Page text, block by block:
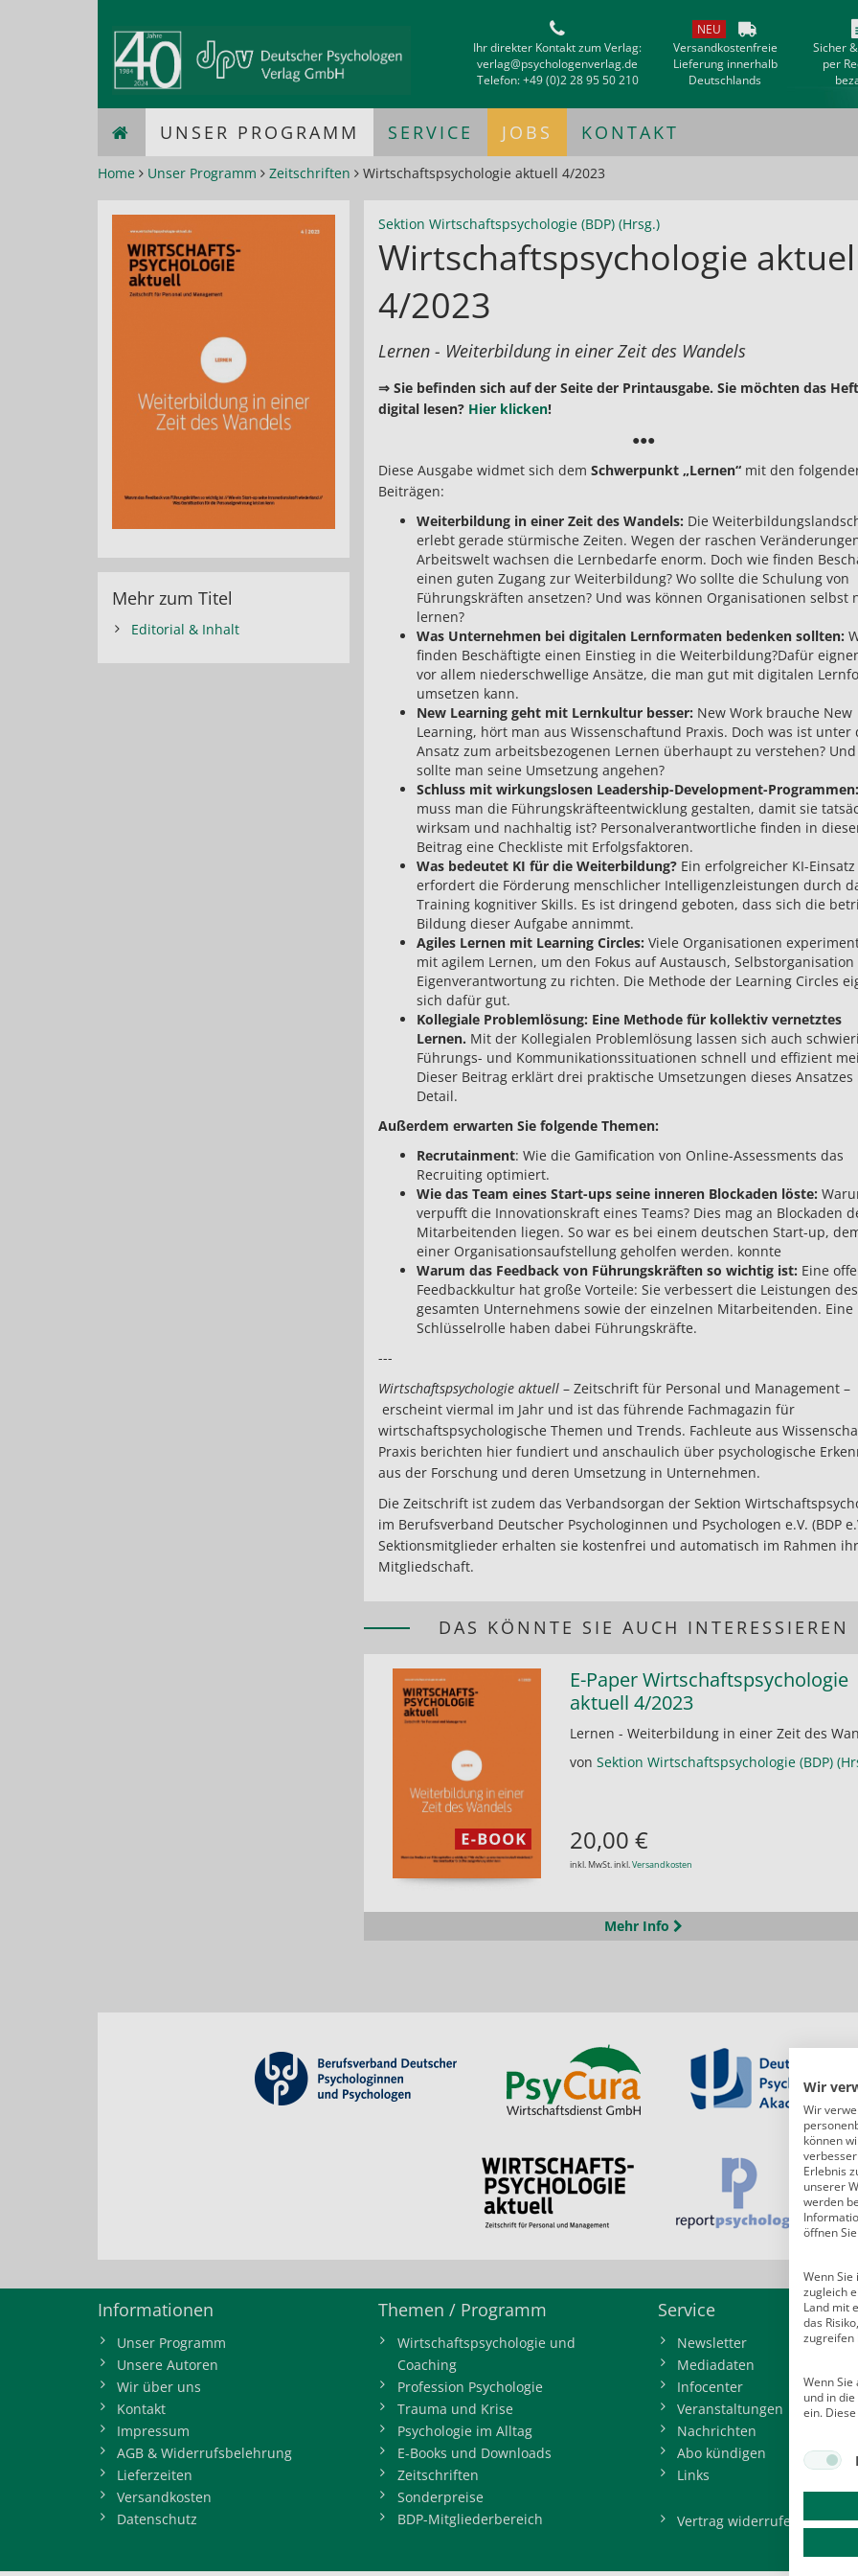
Ihr direkter Kontakt zum Verlag:
verlag@psychologenverlag.de
Telefon:+49 (0)2 28 95 50 210
NEU
Versandkostenfreie
Lieferung innerhalb
Deutschlands
Sicher
per
UNSER PROGRAMM SERVICE JOBS KONTAKT
Home Unser Programm Zeitschriften Wirtschaftspsychologie aktuell 4/2023
Mehr zum Titel
Editorial & Inhalt
Sektion Wirtschaftspsychologie (BDP) (Hrsg.)
Wirtschaftspsychologie
4/2023
Lernen - Weiterbildung in einer Zeit des Wandels
⇒ Sie befinden sich auf der Seite der Printausgabe. Sie möchten das
digital lesen? Hier klicken!
●●●
Diese Ausgabe widmet sich dem Schwerpunkt „Lernen“mit den
Beiträgen:
Weiterbildung in einer Zeit des Wandels: Die
erlebt gerade stürmische Zeiten. Wegen der raschen
Arbeitswelt wachsen die Lernbedarfe enorm. Doch wie finden
einen guten Zugang zur Weiterbildung? Wo sollte die Schulung von
Führungskräften ansetzen? Und was können Organisationen selbst
lernen?
Was Unternehmen bei digitalen Lernformaten bedenken sollten:
finden Beschäftigte einen Einstieg in die Weiterbildung?Dafür
vor allem niederschwellige Ansätze, die man gut mit digitalen
umsetzen kann.
New Learning geht mit Lernkultur besser: New Work brauche New
Learning, hört man aus Wissenschaftund Praxis. Doch was ist unter
Ansatz zum arbeitsbezogenen Lernen überhaupt zu verstehen?
sollte man seine Umsetzung angehen?
Schluss mit wirkungslosen Leadership-Development-Programmen:
muss man die Führungskräfteentwicklung gestalten, damit sie
wirksam und nachhaltig ist? Personalverantwortliche finden in
Beitrag eine Checkliste mit Erfolgsfaktoren.
Was bedeutet KI für die Weiterbildung?Ein erfolgreicher KI-Einsatz
erfordert die Förderung menschlicher Intelligenzleistungen durch
Training kognitiver Skills. Es ist dringend geboten, dass sich die
Bildung dieser Aufgabe annimmt.
Agiles Lernen mit Learning Circles: Viele Organisationen
mit agilem Lernen, um den Fokus auf Austausch,
Eigenverantwortung zu richten. Die Methode der Learning Circles
sich dafür gut.
Kollegiale Problemlösung: Eine Methode für kollektiv vernetztes
Lernen. Mit der Kollegialen Problemlösung lassen sich auch
Führungs- und Kommunikationssituationen schnell und effizient
Dieser Beitrag erklärt drei praktische Umsetzungen dieses Ansatzes
Detail.
Außerdem erwarten Sie folgende Themen:
Recrutainment: Wie die Gamification von Online-Assessments das
Recruiting optimiert.
Wie das Team eines Start-ups seine inneren Blockaden löste:
verpufft die Innovationskraft eines Teams? Dies mag an Blockaden
Mitarbeitenden liegen. So war es bei einem deutschen Start-up,
einer Organisationsaufstellung geholfen werden. konnte
Warum das Feedback von Führungskräften so wichtig ist: Eine
Feedbackkultur hat große Vorteile: Sie verbessert die Leistungen des
gesamten Unternehmens sowie der einzelnen Mitarbeitenden. Eine
Schlüsselrolle haben dabei Führungskräfte.
---
Wirtschaftspsychologie aktuell– Zeitschrift für Personal und Management –
erscheint viermal im Jahr und ist das führende Fachmagazin für
wirtschaftspsychologische Themen und Trends. Fachleute aus
Praxis berichten hier fundiert und anschaulich über psychologische
aus der Forschung und deren Umsetzung in Unternehmen.
Die Zeitschrift ist zudem das Verbandsorgan der Sektion
im Berufsverband Deutscher Psychologinnen und Psychologen e.V. (BDP
Sektionsmitglieder erhalten sie kostenfrei und automatisch im Rahmen
Mitgliedschaft.
DAS KÖNNTE SIE AUCH INTERESSIEREN
E-Paper Wirtschaftspsychologie
aktuell 4/2023
Lernen - Weiterbildung in einer Zeit des
von Sektion Wirtschaftspsychologie (BDP)
20,00 €
inkl. MwSt. inkl.Versandkosten
Mehr Info
Informationen
Unser Programm
Unsere Autoren
Wir über uns
Kontakt
Impressum
AGB & Widerrufsbelehrung
Lieferzeiten
Versandkosten
Datenschutz
Themen / Programm
Wirtschaftspsychologie und
Coaching
Profession Psychologie
Trauma und Krise
Psychologie im Alltag
E-Books und Downloads
Zeitschriften
Sonderpreise
BDP-Mitgliederbereich
Service
Newsletter
Mediadaten
Infocenter
Veranstaltungen
Nachrichten
Abo kündigen
Links
Vertrag widerrufen
Wir
Wir
können
Erlebnis
unserer
werden
öffnen
Wenn
zugleich
Land mit
das
zugreifen
Wenn
und in
ein.